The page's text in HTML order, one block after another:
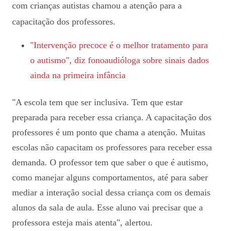
com crianças autistas chamou a atenção para a
capacitação dos professores.
"Intervenção precoce é o melhor tratamento para
o autismo", diz fonoaudióloga sobre sinais dados
ainda na primeira infância
"A escola tem que ser inclusiva. Tem que estar
preparada para receber essa criança. A capacitação dos
professores é um ponto que chama a atenção. Muitas
escolas não capacitam os professores para receber essa
demanda. O professor tem que saber o que é autismo,
como manejar alguns comportamentos, até para saber
mediar a interação social dessa criança com os demais
alunos da sala de aula. Esse aluno vai precisar que a
professora esteja mais atenta", alertou.